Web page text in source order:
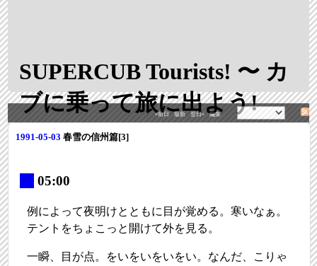
SUPERCUB Tourists! 〜 カ
ブに乗って旅に出よう!
«前日 最新 翌日» 編集
1991-05-03 春雪の信州篇[3]
05:00
例によって夜明けとともに目が覚める。寒いなぁ。
テントをちょこっと開けて外を見る。
一瞬、目が点。をいをいをいをい。なんだ、こりゃ